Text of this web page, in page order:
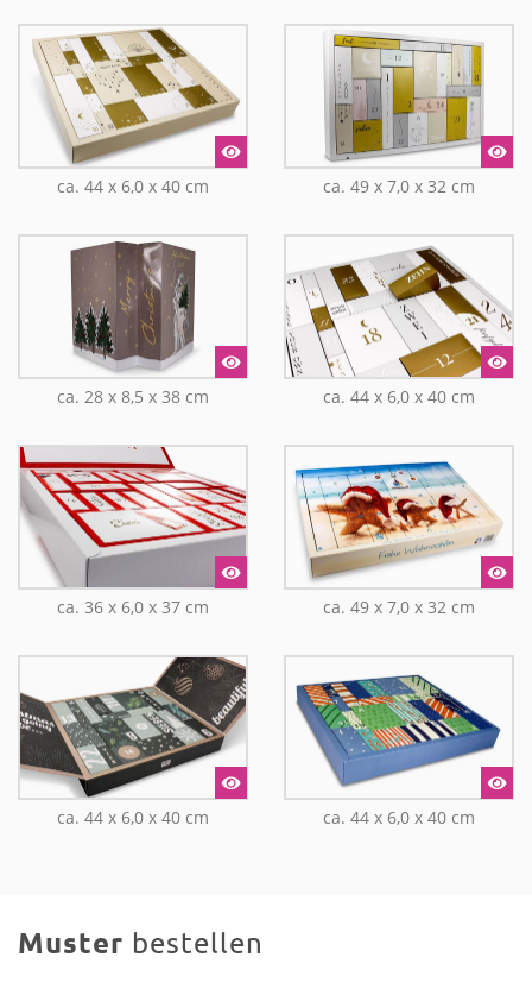
ca. 44 x 6,0 x 40 cm ca. 49 x 7,0 x 32 cm
ca. 28 x 8,5 x 38 cm ca. 44 x 6,0 x 40 cm
ca. 36 x 6,0 x 37 cm ca. 49 x 7,0 x 32 cm
ca. 44 x 6,0 x 40 cm ca. 44 x 6,0 x 40 cm
Muster bestellen